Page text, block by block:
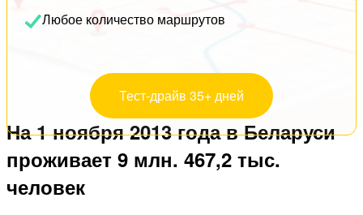
Любое количество маршрутов
Тест-драйв 35+ дней
На 1 ноября 2013 года в Беларуси
проживает 9 млн. 467,2 тыс.
человек